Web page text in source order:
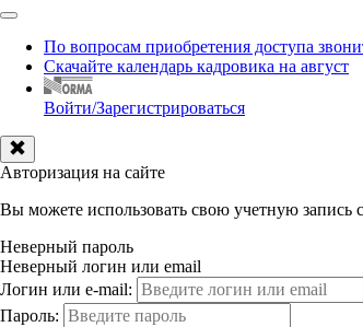
По вопросам приобретения доступа
Скачайте календарь кадровика на август
Войти/Зарегистрироваться
Авторизация на сайте
Вы можете использовать свою учетную запись
Неверный пароль
Неверный логин или email
Логин или e-mail:
Пароль: